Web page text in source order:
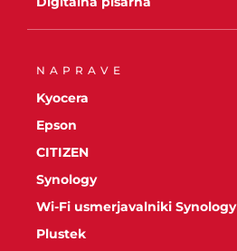
NAPRAVE
Kyocera
Epson
CITIZEN
Synology
Wi-Fi usmerjavalniki Synology
Plustek